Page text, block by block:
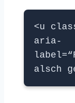
<u
aria-
alsch